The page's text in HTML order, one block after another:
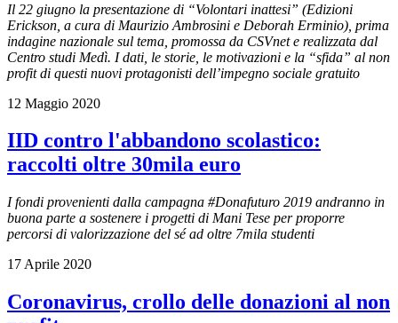
Il 22 giugno la presentazione di “Volontari inattesi” (Edizioni
Erickson, a cura di Maurizio Ambrosini e Deborah Erminio), prima
indagine nazionale sul tema, promossa da CSVnet e realizzata dal
Centro studi Medì. I dati, le storie, le motivazioni e la “sfida” al non
profit di questi nuovi protagonisti dell’impegno sociale gratuito
12 Maggio 2020
IID contro l'abbandono scolastico:
raccolti oltre 30mila euro
I fondi provenienti dalla campagna #Donafuturo 2019 andranno in
buona parte a sostenere i progetti di Mani Tese per proporre
percorsi di valorizzazione del sé ad oltre 7mila studenti
17 Aprile 2020
Coronavirus, crollo delle donazioni al non